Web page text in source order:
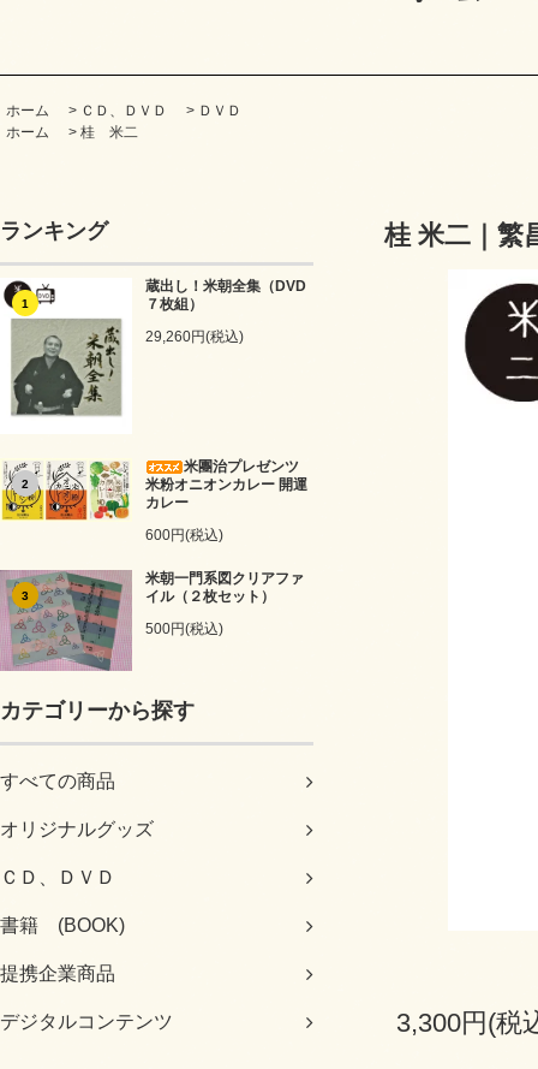
ホーム > ＣＤ、ＤＶＤ > ＤＶＤ
ホーム
> 桂 米二
ランキング
1
蔵出し！米朝全集（DVD
７枚組）
29,260円(税込)
2
米團治プレゼンツ
米粉オニオンカレー 開運
カレー
600円(税込)
3
米朝一門系図クリアファ
イル（２枚セット）
500円(税込)
カテゴリーから探す
すべての商品
オリジナルグッズ
ＣＤ、ＤＶＤ
書籍 (BOOK)
提携企業商品
デジタルコンテンツ
桂 米二｜繁
3,300円(税